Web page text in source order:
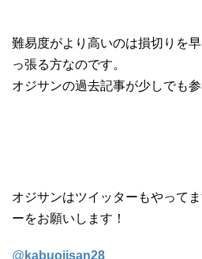
難易度がより高いのは損切りを
っ張る方なのです。
オジサンの過去記事が少しでも
オジサンはツイッターもやって
ーをお願いします！
@ kabuojisan28